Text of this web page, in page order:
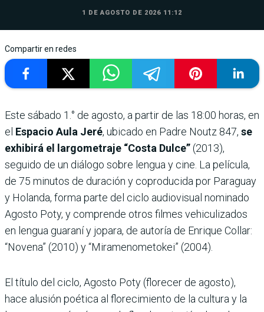
1 DE AGOSTO DE 2026 11:12
Compartir en redes
Este sábado 1.° de agosto, a partir de las 18:00 horas, en
el Espacio Aula Jeré, ubicado en Padre Noutz 847, se
exhibirá el largometraje “Costa Dulce”(2013),
seguido de un diálogo sobre lengua y cine. La película,
de 75 minutos de duración y coproducida por Paraguay
y Holanda, forma parte del ciclo audiovisual nominado
Agosto Poty, y comprende otros filmes vehiculizados
en lengua guaraní y jopara, de autoría de Enrique Collar:
“Novena” (2010) y “Miramenometokei” (2004).
El título del ciclo, Agosto Poty (florecer de agosto),
hace alusión poética al florecimiento de la cultura y la